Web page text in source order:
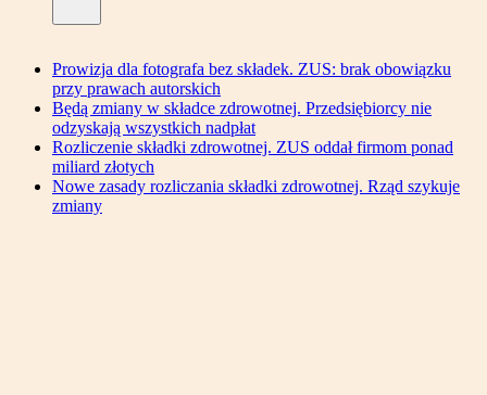
Prowizja dla fotografa bez składek. ZUS: brak obowiązku
przy prawach autorskich
Będą zmiany w składce zdrowotnej. Przedsiębiorcy nie
odzyskają wszystkich nadpłat
Rozliczenie składki zdrowotnej. ZUS oddał firmom ponad
miliard złotych
Nowe zasady rozliczania składki zdrowotnej. Rząd szykuje
zmiany